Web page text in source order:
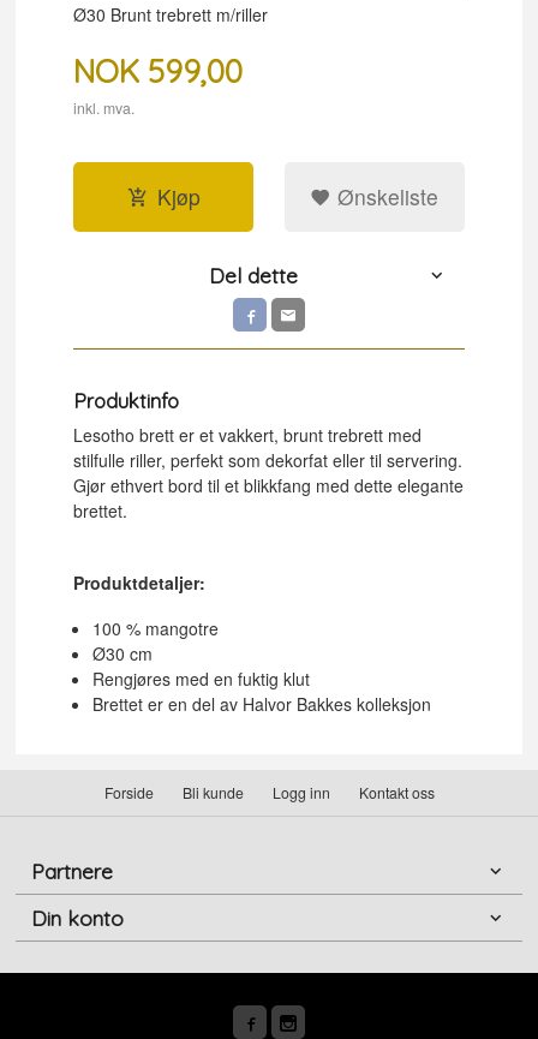
Ø30 Brunt trebrett m/riller
NOK 599,00
inkl. mva.
Kjøp Ønskeliste
Del dette
Produktinfo
Lesotho brett er et vakkert, brunt trebrett med
stilfulle riller, perfekt som dekorfat eller til servering.
Gjør ethvert bord til et blikkfang med dette elegante
brettet.
Produktdetaljer:
100 % mangotre
Ø30 cm
Rengjøres med en fuktig klut
Brettet er en del av Halvor Bakkes kolleksjon
Forside Bli kunde Logg inn Kontakt oss
Partnere
Din konto